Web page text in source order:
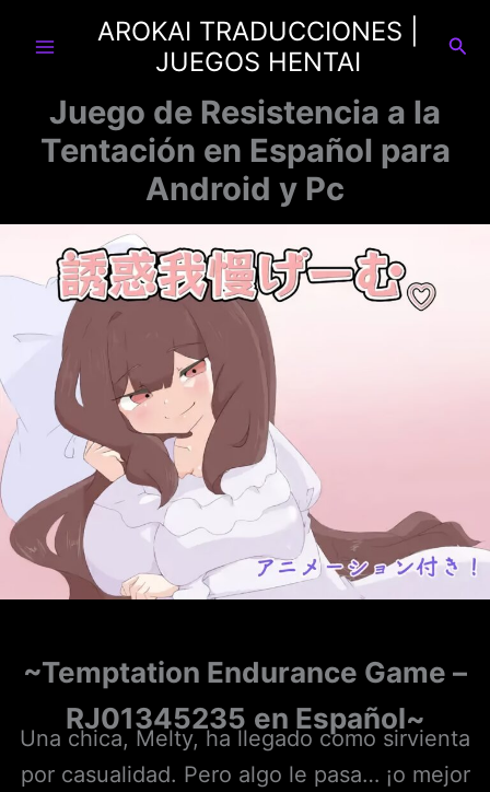
AROKAI TRADUCCIONES |
JUEGOS HENTAI
Juego de Resistencia a la
Tentación en Español para
Android y Pc
~Temptation Endurance Game –
RJ01345235 en Español~
Una chica, Melty, ha llegado como sirvienta
por casualidad. Pero algo le pasa… ¡o mejor